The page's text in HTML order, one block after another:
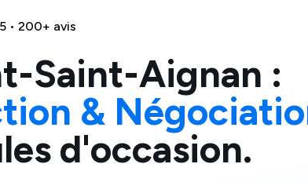
• 200+ avis
Saint-Aignan :
&
d'occasion.